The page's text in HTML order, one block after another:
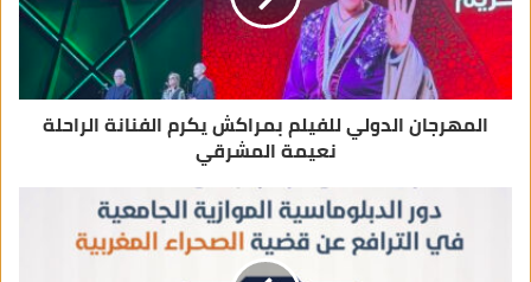
و
ن
ي
المهرجان الدولي للفيلم بمراكش يكرم الفنانة الراحلة
نعيمة المشرقي